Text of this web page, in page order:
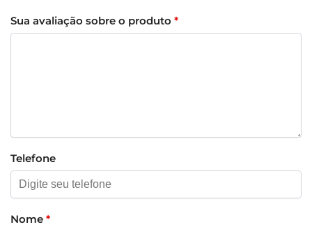
Sua avaliação sobre o produto *
Telefone
Nome *